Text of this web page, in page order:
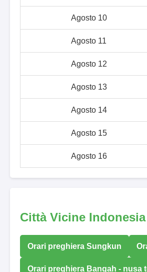
Agosto 10
Agosto 11
Agosto 12
Agosto 13
Agosto 14
Agosto 15
Agosto 16
Città Vicine Indonesia
Orari preghiera Sungkun
Orari preghiera Bangah - nusa